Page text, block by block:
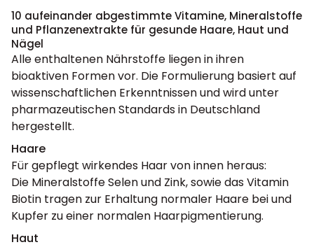
10 aufeinander abgestimmte Vitamine, Mineralstoffe
und Pflanzenextrakte für gesunde Haare, Haut und
Nägel
Alle enthaltenen Nährstoffe liegen in ihren
bioaktiven Formen vor. Die Formulierung basiert auf
wissenschaftlichen Erkenntnissen und wird unter
pharmazeutischen Standards in Deutschland
hergestellt.
Haare
Für gepflegt wirkendes Haar von innen heraus:
Die Mineralstoffe Selen und Zink, sowie das Vitamin
Biotin tragen zur Erhaltung normaler Haare bei und
Kupfer zu einer normalen Haarpigmentierung.
Haut